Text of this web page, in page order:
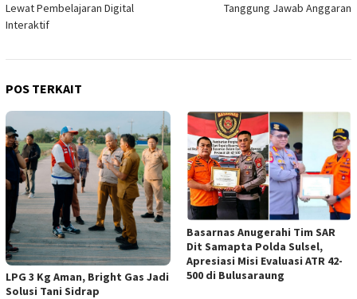
Lewat Pembelajaran Digital
Interaktif
Tanggung Jawab Anggaran
POS TERKAIT
LPG 3 Kg Aman, Bright Gas Jadi
Solusi Tani Sidrap
Basarnas Anugerahi Tim SAR
Dit Samapta Polda Sulsel,
Apresiasi Misi Evaluasi ATR 42-
500 di Bulusaraung